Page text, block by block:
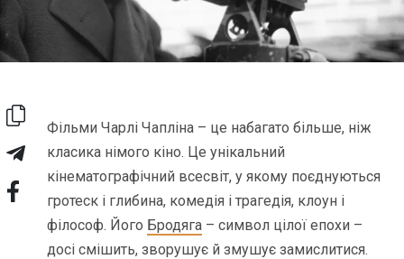
Фільми Чарлі Чапліна – це набагато більше, ніж
класика німого кіно. Це унікальний
кінематографічний всесвіт, у якому поєднуються
гротеск і глибина, комедія і трагедія, клоун і
філософ. Його Бродяга – символ цілої епохи –
досі смішить, зворушує й змушує замислитися.